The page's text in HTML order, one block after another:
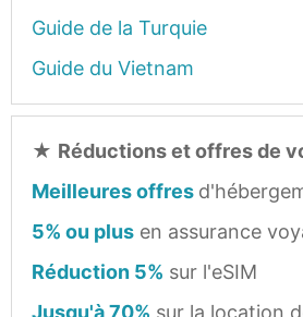
Guide de la Turquie
Guide du Vietnam
★ Réductions et offres de
Meilleures offres
5% ou plus en assurance
Réduction 5% sur l'eSIM
Jusqu'à 70% sur la location